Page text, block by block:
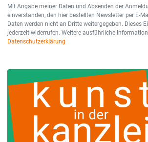
Mit Angabe meiner Daten und Absenden der
einverstanden, den hier bestellten Newsletter per E-
Daten werden nicht an Dritte weitergegeben. Dieses
jederzeit widerrufen. Weitere ausführliche
Datenschutzerklärung